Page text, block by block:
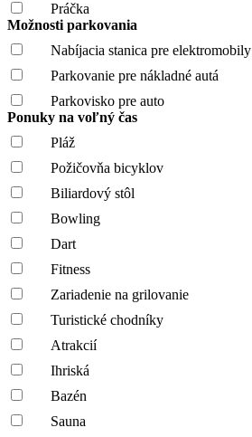
Práčka
Možnosti parkovania
Nabíjacia stanica pre elektromobily
Parkovanie pre nákladné autá
Parkovisko pre auto
Ponuky na voľný čas
Pláž
Požičovňa bicyklov
Biliardový stôl
Bowling
Dart
Fitness
Zariadenie na grilovanie
Turistické chodníky
Atrakcií
Ihriská
Bazén
Sauna